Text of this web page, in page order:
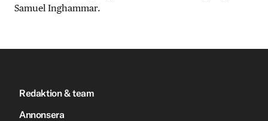
Samuel Inghammar.
Redaktion & team
Annonsera